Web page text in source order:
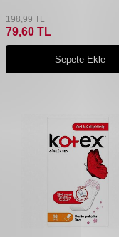
198,99 TL
79,60 TL
Sepete Ekle